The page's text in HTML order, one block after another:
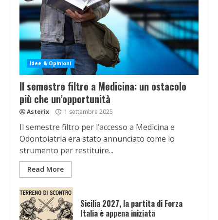
Idee & Opinioni
Il semestre filtro a Medicina: un ostacolo
più che un’opportunità
Asterix 1 settembre 2025
Il semestre filtro per l’accesso a Medicina e
Odontoiatria era stato annunciato come lo
strumento per restituire...
Read More
Sicilia 2027, la partita di Forza
Italia è appena iniziata